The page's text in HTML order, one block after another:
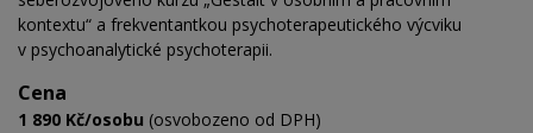
kontextu“ a frekventantkou psychoterapeutického výcviku
v psychoanalytické psychoterapii.
Cena
1 890 Kč/osobu (osvobozeno od DPH)